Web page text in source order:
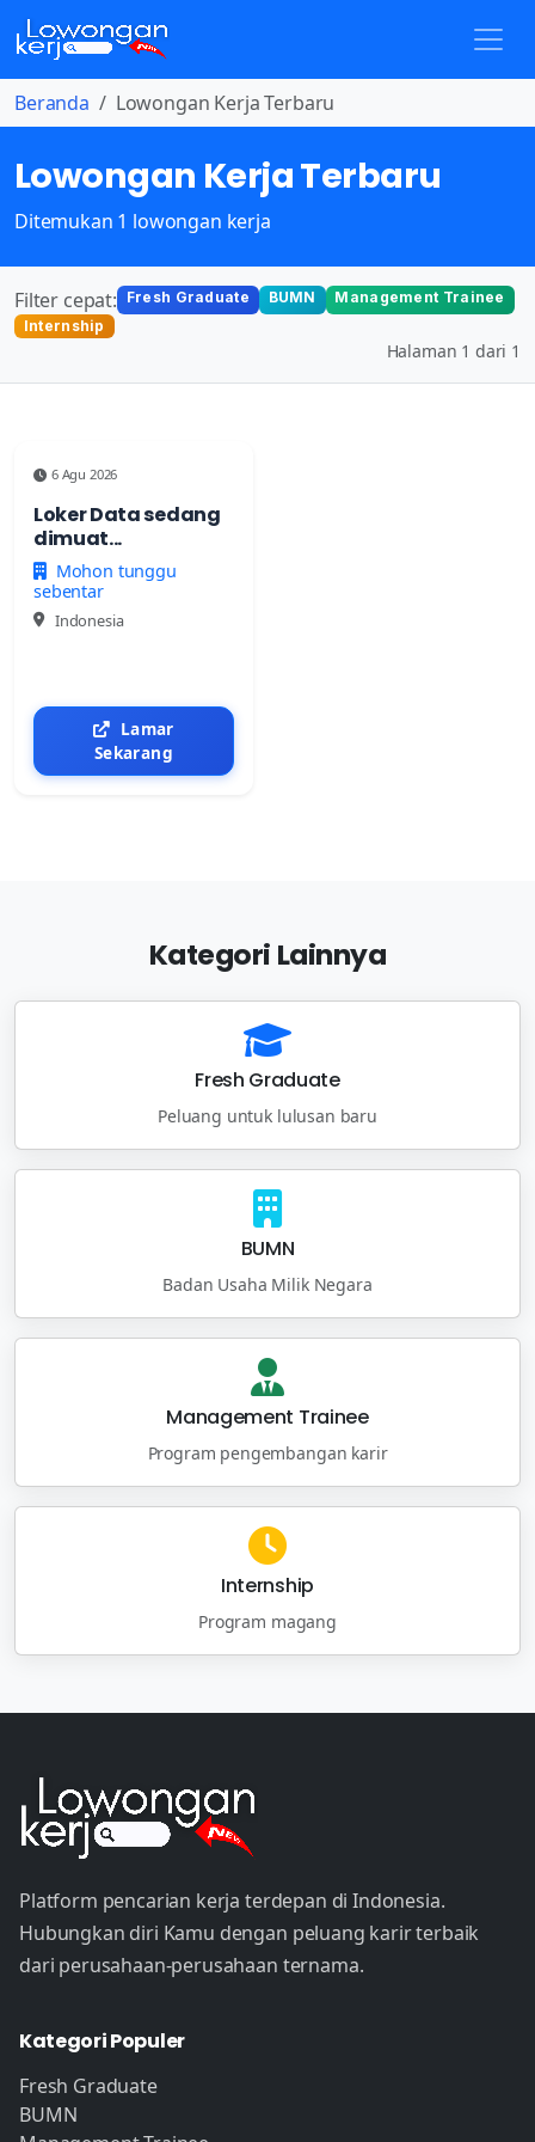
Beranda Lowongan Kerja Terbaru
Lowongan Kerja Terbaru
Ditemukan 1 lowongan kerja
Filter cepat: Fresh Graduate BUMN
Management Trainee
Internship
Halaman 1 dari 1
6 Agu 2026
Loker Data sedang
dimuat...
Mohon tunggu
sebentar
Indonesia
Lamar
Sekarang
Kategori Lainnya
Fresh Graduate
Peluang untuk lulusan baru
BUMN
Badan Usaha Milik Negara
Management Trainee
Program pengembangan karir
Internship
Program magang
Platform pencarian kerja terdepan di Indonesia.
Hubungkan diri Kamu dengan peluang karir terbaik
dari perusahaan-perusahaan ternama.
Kategori Populer
Fresh Graduate
BUMN